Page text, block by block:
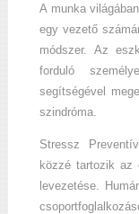
A munka
egy vezető
módszer. Az
forduló
segítségével
szindróma.
Stressz
közzé tartozik az
levezetése.